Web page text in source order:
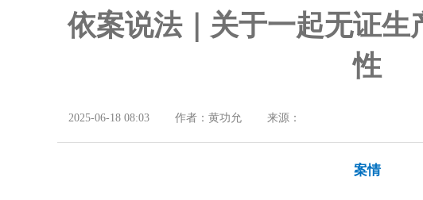
依案说法｜关于一起无证生
性
2025-06-18 08:03 作者：黄功允 来源：
案情